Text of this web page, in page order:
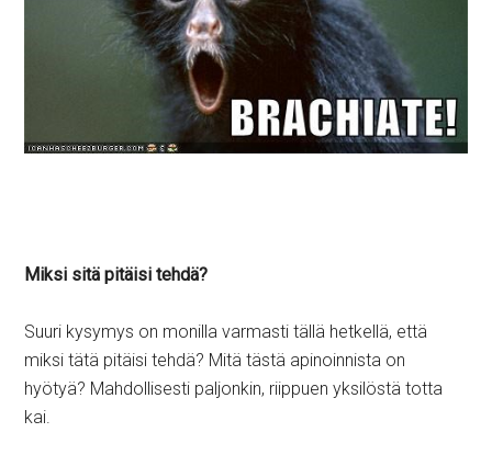
Miksi sitä pitäisi tehdä?
Suuri kysymys on monilla varmasti tällä hetkellä, että
miksi tätä pitäisi tehdä? Mitä tästä apinoinnista on
hyötyä? Mahdollisesti paljonkin, riippuen yksilöstä totta
kai.